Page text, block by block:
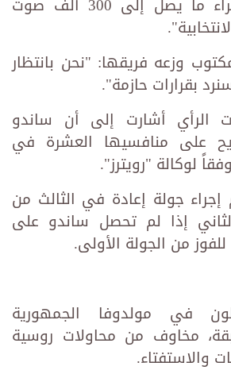
وزعه فريقها: "نحن بانتظار
بقرارات حازمة".
الرأي أشارت إلى أن ساندو
على منافسيها العشرة في
لوكالة "رويترز".
جولة إعادة في الثالث من
إذا لم تحصل ساندو على
في مولدوفا الجمهورية
مخاوف من محاولات روسية
والاستفتاء.